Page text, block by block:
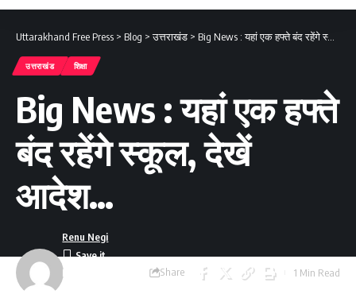
Uttarakhand Free Press > Blog >उत्तराखंड > Big News : यहां एक हफ्ते बंद रहेंगे स्कूल, देखें आदेश…
उत्तराखंड शिक्षा
Big News : यहां एक हफ्ते
बंद रहेंगे स्कूल, देखें
आदेश…
Last updated:
Renu Negi
Share 1 Min Read